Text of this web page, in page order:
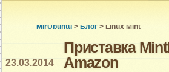
MirUbuntu > Блог > Linux Mint
Приставка
Amazon
23.03.2014